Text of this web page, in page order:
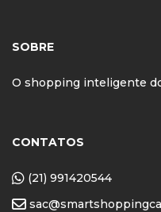
SOBRE
O shopping inteligente
CONTATOS
(21) 991420544